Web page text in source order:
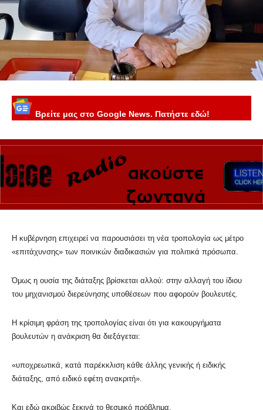
Βρείτε μας στο Google News. Πατήστε εδώ!
Η κυβέρνηση επιχειρεί να παρουσιάσει τη νέα τροπολογία ως μέτρο
«επιτάχυνσης» των ποινικών διαδικασιών για πολιτικά πρόσωπα.
Όμως η ουσία της διάταξης βρίσκεται αλλού: στην αλλαγή του ίδιου
του μηχανισμού διερεύνησης υποθέσεων που αφορούν βουλευτές.
Η κρίσιμη φράση της τροπολογίας είναι ότι για κακουργήματα
βουλευτών η ανάκριση θα διεξάγεται:
«υποχρεωτικά, κατά παρέκκλιση κάθε άλλης γενικής ή ειδικής
διάταξης, από ειδικό εφέτη ανακριτή».
Και εδώ ακριβώς ξεκινά το θεσμικό πρόβλημα.